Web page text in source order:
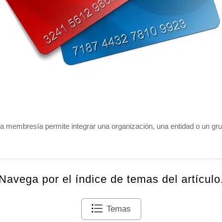
membresía permite integrar una organización, una entidad o un
por el índice de temas del
Temas